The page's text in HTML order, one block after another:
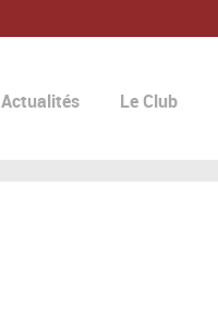
Actualités Le Club